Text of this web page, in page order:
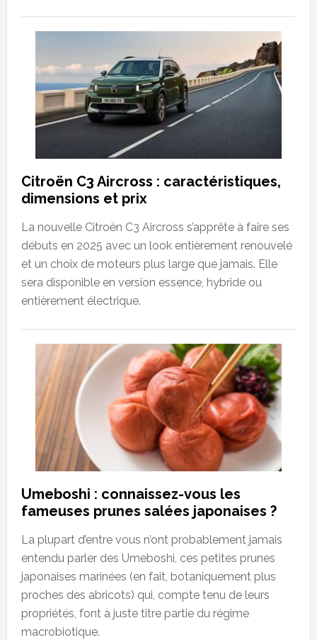
Citroën C3 Aircross : caractéristiques,
dimensions et prix
La nouvelle Citroën C3 Aircross s’apprête à faire ses
débuts en 2025 avec un look entièrement renouvelé
et un choix de moteurs plus large que jamais. Elle
sera disponible en version essence, hybride ou
entièrement électrique.
Umeboshi : connaissez-vous les
fameuses prunes salées japonaises ?
La plupart d’entre vous n’ont probablement jamais
entendu parler des Umeboshi, ces petites prunes
japonaises marinées (en fait, botaniquement plus
proches des abricots) qui, compte tenu de leurs
propriétés, font à juste titre partie du régime
macrobiotique.